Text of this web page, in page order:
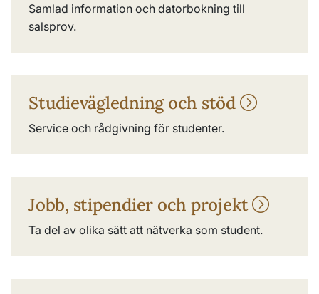
Samlad information och datorbokning till
salsprov.
Studievägledning och stöd
Service och rådgivning för studenter.
Jobb, stipendier och projekt
Ta del av olika sätt att nätverka som student.